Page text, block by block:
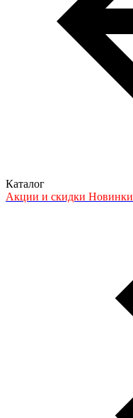
Каталог
Акции и скидки Новинки